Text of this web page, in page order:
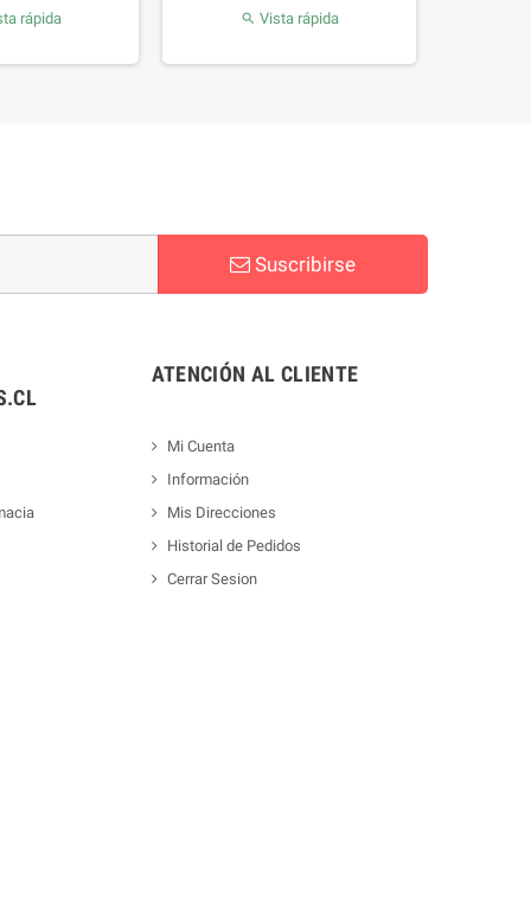
rápida  Vista rápida
Suscribirse
ATENCIÓN AL CLIENTE
Mi Cuenta
Información
Mis Direcciones
Historial de Pedidos
Cerrar Sesion